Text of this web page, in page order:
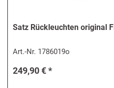
Satz Rückleuchten original
Art.-Nr. 1786019o
249,90 € *